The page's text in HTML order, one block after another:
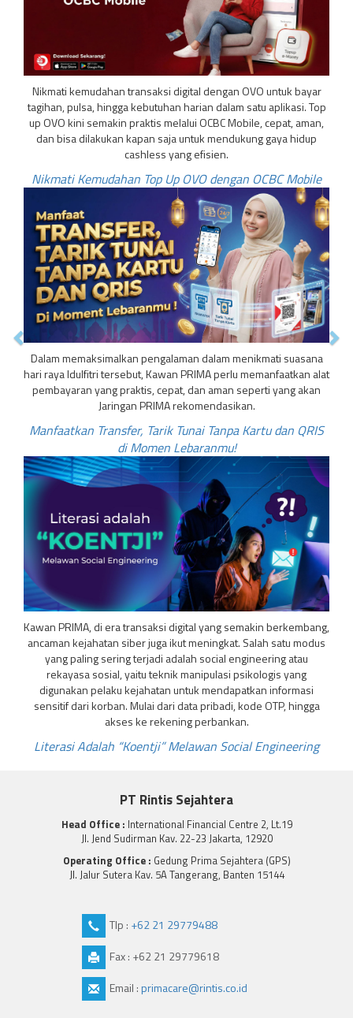
Nikmati kemudahan transaksi digital dengan OVO untuk bayar
tagihan, pulsa, hingga kebutuhan harian dalam satu aplikasi. Top
up OVO kini semakin praktis melalui OCBC Mobile, cepat, aman,
dan bisa dilakukan kapan saja untuk mendukung gaya hidup
cashless yang efisien.
Nikmati Kemudahan Top Up OVO dengan OCBC Mobile
Dalam memaksimalkan pengalaman dalam menikmati suasana
hari raya Idulfitri tersebut, Kawan PRIMA perlu memanfaatkan alat
pembayaran yang praktis, cepat, dan aman seperti yang akan
Jaringan PRIMA rekomendasikan.
Manfaatkan Transfer, Tarik Tunai Tanpa Kartu dan QRIS
di Momen Lebaranmu!
Kawan PRIMA, di era transaksi digital yang semakin berkembang,
ancaman kejahatan siber juga ikut meningkat. Salah satu modus
yang paling sering terjadi adalah social engineering atau
rekayasa sosial, yaitu teknik manipulasi psikologis yang
digunakan pelaku kejahatan untuk mendapatkan informasi
sensitif dari korban. Mulai dari data pribadi, kode OTP, hingga
akses ke rekening perbankan.
Literasi Adalah “Koentji” Melawan Social Engineering
PT Rintis Sejahtera
Head Office : International Financial Centre 2, Lt.19
Jl. Jend Sudirman Kav. 22-23 Jakarta, 12920
Operating Office : Gedung Prima Sejahtera (GPS)
Jl. Jalur Sutera Kav. 5A Tangerang, Banten 15144
Tlp : +62 21 29779488
Fax : +62 21 29779618
Email :primacare@rintis.co.id